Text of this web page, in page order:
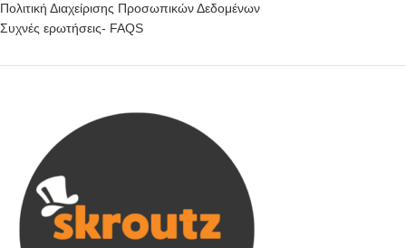
Πολιτική Διαχείρισης Προσωπικών Δεδομένων
Συχνές ερωτήσεις- FAQS